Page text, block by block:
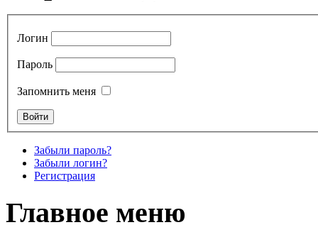
Логин
Пароль
Запомнить меня
Забыли пароль?
Забыли логин?
Регистрация
Главное меню